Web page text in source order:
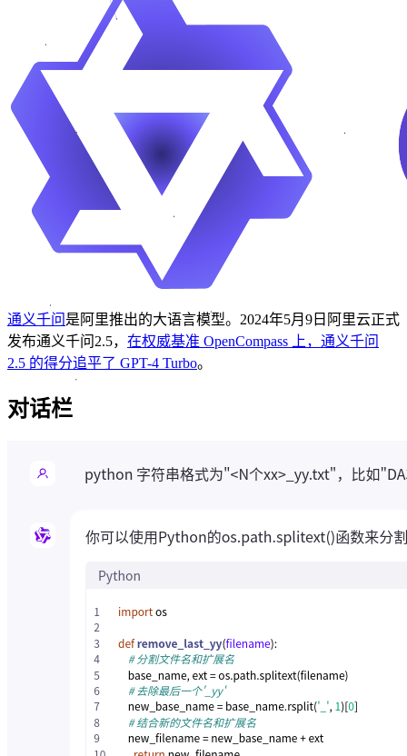
通义千问 是阿里推出的大语言模型。2024年5月9日阿里云正式
发布通义千问2.5， 在权威基准 OpenCompass 上，通义千问
2.5 的得分追平了 GPT-4 Turbo。
对话栏